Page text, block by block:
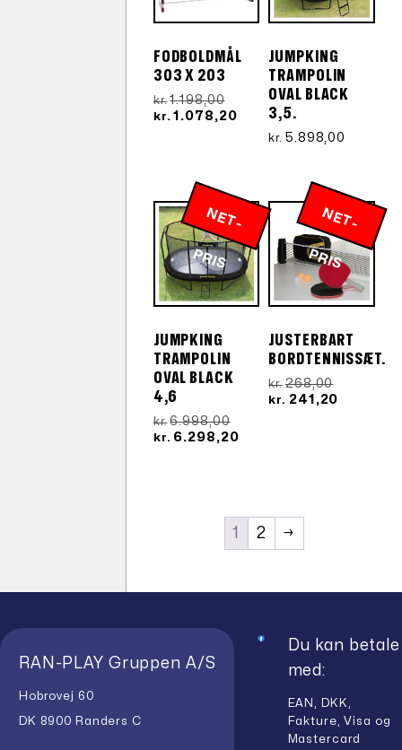
FODBOLDMÅL
303 X 203
kr. 1.198,00Den
oprindelige
kr. 1.078,20Den
aktuelle
kr.1.078,20.
JUMPKING
TRAMPOLIN
OVAL BLACK
3,5.
kr. 5.898,00
N
E
T
-
P
R
IS
JUMPKING
TRAMPOLIN
OVAL BLACK
4,6
kr. 6.998,00Den
oprindelige
kr. 6.298,20Den
N
E
T
-
P
R
IS
JUSTERBART
BORDTENNISSÆT.
kr. 268,00Den
kr. 241,20
1 2 →
RAN-PLAY Gruppen A/S
Hobrovej 60
DK 8900 Randers C
Du kan betale
med:
EAN, DKK,
Fakture, Visa og
Mastercard